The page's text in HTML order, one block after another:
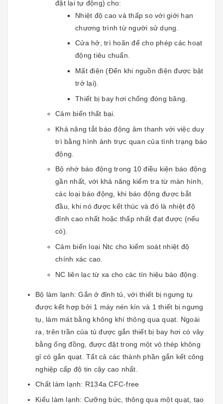
đặt lại tự động) cho:
Nhiệt độ cao và thấp so với giới hạn
chương trình từ người sử dụng.
Cửa hở, trì hoãn để cho phép các hoạt
động tiêu chuẩn.
Mất điện (Đến khi nguồn điện được bật
trở lại).
Thiết bị bay hơi chống đóng băng.
Cảm biến thất bại.
Khả năng tắt báo động âm thanh với việc duy
trì bằng hình ảnh trực quan của tình trạng báo
động.
Bộ nhớ báo động trong 10 điều kiện báo động
gần nhất, với khả năng kiểm tra từ màn hình,
các loại báo động, khi báo động được bắt
đầu, khi nó được kết thúc và đó là nhiệt độ
đỉnh cao nhất hoặc thấp nhất đạt được (nếu
có).
Cảm biến loại Ntc cho kiểm soát nhiệt độ
chính xác cao.
NC liên lạc từ xa cho các tín hiệu báo động.
Bộ làm lạnh: Gắn ở đỉnh tủ, với thiết bị ngưng tụ
được kết hợp bởi 1 máy nén kín và 1 thiết bị ngưng
tụ, làm mát bằng không khí thông qua quạt. Ngoài
ra, trên trần của tủ được gắn thiết bị bay hơi có vây
bằng ống đồng, được đặt trong một vỏ thép không
gỉ có gắn quạt. Tất cả các thành phần gắn kết công
nghiệp cấp độ tin cậy cao nhất.
Chất làm lạnh: R134a CFC-free
Kiểu làm lạnh: Cưỡng bức, thông qua một quạt, tạo